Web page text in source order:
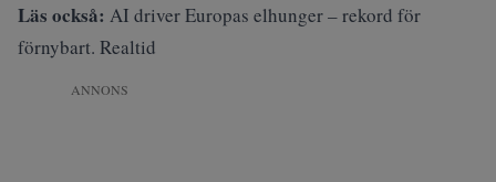
Läs också: AI driver Europas elhunger – rekord för
förnybart. Realtid
ANNONS